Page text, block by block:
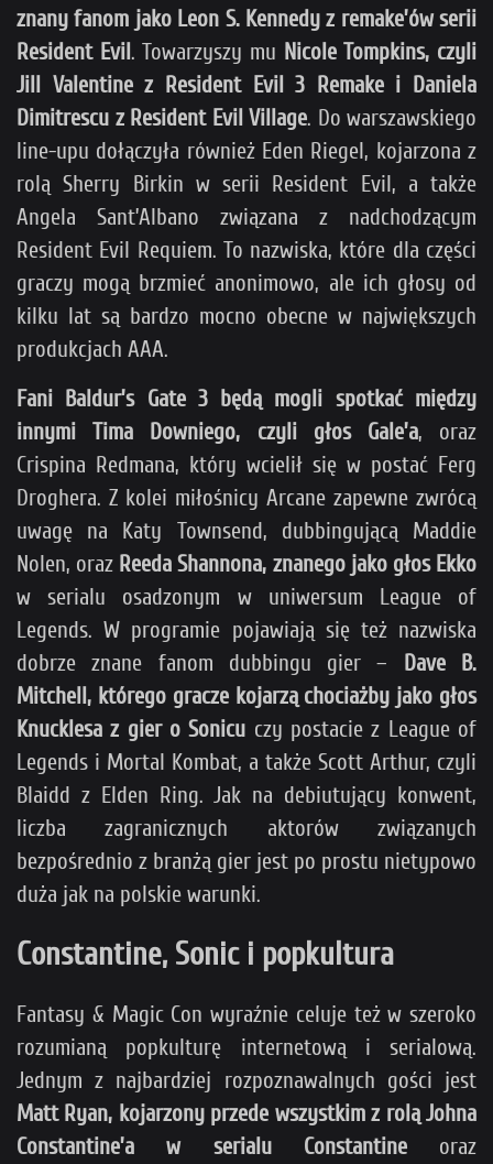
znany fanom jako Leon S. Kennedy z remake’ów serii
Resident Evil. Towarzyszy mu Nicole Tompkins, czyli
Jill Valentine z Resident Evil 3 Remake i Daniela
Dimitrescu z Resident Evil Village. Do warszawskiego
line-upu dołączyła również Eden Riegel, kojarzona z
rolą Sherry Birkin w serii Resident Evil, a także
Angela Sant’Albano związana z nadchodzącym
Resident Evil Requiem. To nazwiska, które dla części
graczy mogą brzmieć anonimowo, ale ich głosy od
kilku lat są bardzo mocno obecne w największych
produkcjach AAA.
Fani Baldur’s Gate 3 będą mogli spotkać między
innymi Tima Downiego, czyli głos Gale’a, oraz
Crispina Redmana, który wcielił się w postać Ferg
Droghera. Z kolei miłośnicy Arcane zapewne zwrócą
uwagę na Katy Townsend, dubbingującą Maddie
Nolen, oraz Reeda Shannona, znanego jako głos Ekko
w serialu osadzonym w uniwersum League of
Legends. W programie pojawiają się też nazwiska
dobrze znane fanom dubbingu gier – Dave B.
Mitchell, którego gracze kojarzą chociażby jako głos
Knucklesa z gier o Sonicu czy postacie z League of
Legends i Mortal Kombat, a także Scott Arthur, czyli
Blaidd z Elden Ring. Jak na debiutujący konwent,
liczba zagranicznych aktorów związanych
bezpośrednio z branżą gier jest po prostu nietypowo
duża jak na polskie warunki.
Constantine, Sonic i popkultura
Fantasy & Magic Con wyraźnie celuje też w szeroko
rozumianą popkulturę internetową i serialową.
Jednym z najbardziej rozpoznawalnych gości jest
Matt Ryan, kojarzony przede wszystkim z rolą Johna
Constantine’a w serialu Constantineoraz